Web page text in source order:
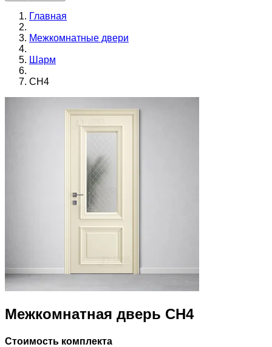
Главная
Межкомнатные двери
Шарм
CH4
Межкомнатная дверь CH4
Стоимость комплекта